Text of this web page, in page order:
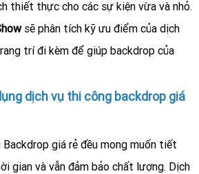
thiết thực cho các sự kiện vừa và nhỏ.
sẽ phân tích kỹ ưu điểm của dịch
trí đi kèm để giúp backdrop của
dịch vụ thi công backdrop giá
giá rẻ đều mong muốn tiết
gian và vẫn đảm bảo chất lượng. Dịch